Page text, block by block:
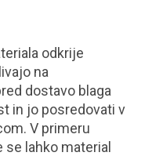
odkrije
na
dostavo blaga
in jo posredovati v
V primeru
lahko material